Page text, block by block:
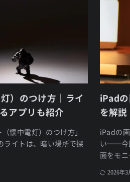
）のつけ方｜ライ
アプリも紹介
懐中電灯）のつけ方」
ライトは、暗い場所で探
iPad
を解説
iPadの
い──今
面をモ
2026年3